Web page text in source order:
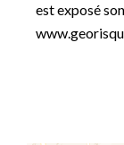
est exposé